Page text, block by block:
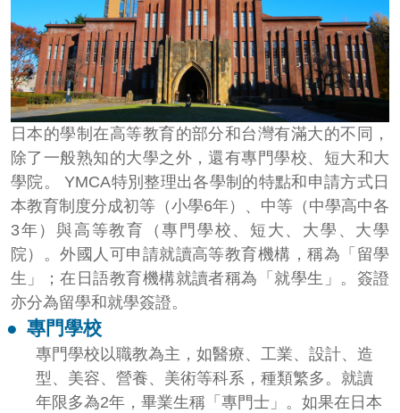
日本的學制在高等教育的部分和台灣有滿大的不同，
除了一般熟知的大學之外，還有專門學校、短大和大
學院。YMCA特別整理出各學制的特點和申請方式日
本教育制度分成初等（小學6年）、中等（中學高中各
3年）與高等教育（專門學校、短大、大學、大學
院）。外國人可申請就讀高等教育機構，稱為「留學
生」；在日語教育機構就讀者稱為「就學生」。簽證
亦分為留學和就學簽證。
● 專門學校
專門學校以職教為主，如醫療、工業、設計、造
型、美容、營養、美術等科系，種類繁多。就讀
年限多為2年，畢業生稱「專門士」。如果在日本